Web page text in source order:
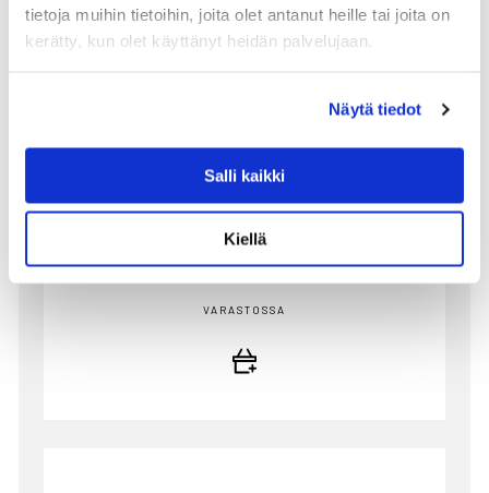
tietoja muihin tietoihin, joita olet antanut heille tai joita on
kerätty, kun olet käyttänyt heidän palvelujaan.
Näytä tiedot
Salli kaikki
Kiellä
KARTELL JELLIES FAMILY KULHO, GREEN
KARTELL
astiasarja on valmistettu kirkkaasta,
läpinäkyvästä...
112.00 €
VARASTOSSA